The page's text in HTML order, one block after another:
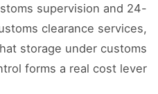
supervision and 24-
clearance services,
storage under customs
forms a real cost lever.